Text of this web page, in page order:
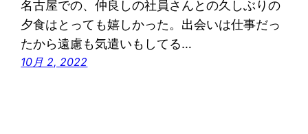
名古屋での、仲良しの社員さんとの久しぶりの
夕食はとっても嬉しかった。出会いは仕事だっ
たから遠慮も気遣いもしてる…
10月 2, 2022